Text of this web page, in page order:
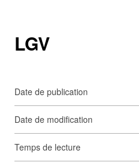
LGV
Date de publication
Date de modification
Temps de lecture